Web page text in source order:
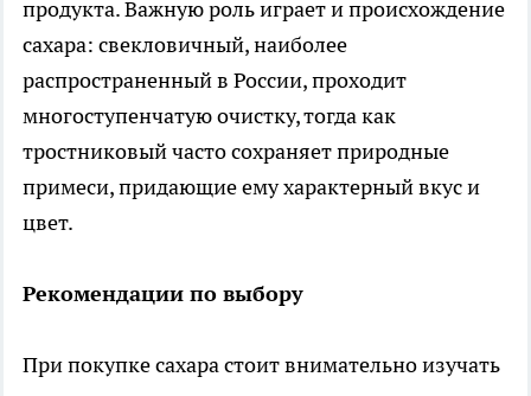
продукта. Важную роль играет и происхождение
сахара: свекловичный, наиболее
распространенный в России, проходит
многоступенчатую очистку, тогда как
тростниковый часто сохраняет природные
примеси, придающие ему характерный вкус и
цвет.
Рекомендации по выбору
При покупке сахара стоит внимательно изучать